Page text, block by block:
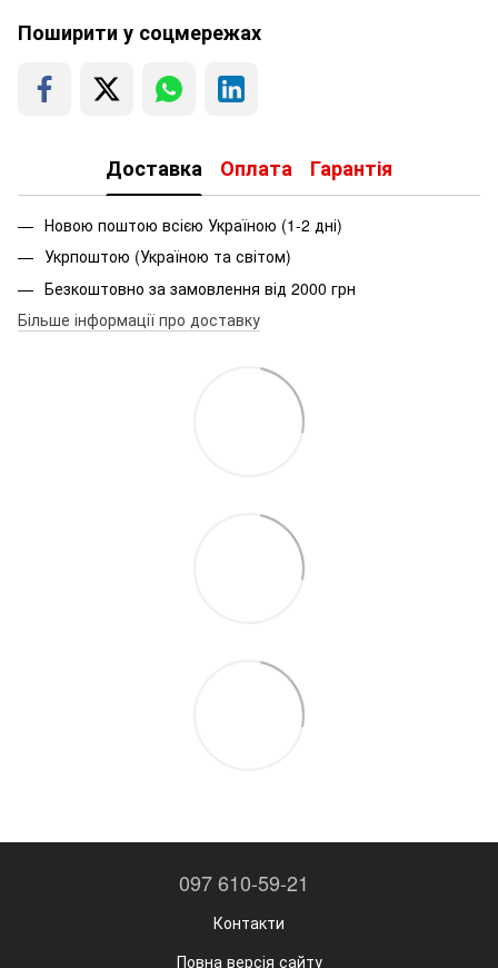
Поширити у соцмережах
Доставка Оплата Гарантія
Новою поштою всією Україною (1-2 дні)
Укрпоштою (Україною та світом)
Безкоштовно за замовлення від 2000 грн
Більше інформації про доставку
097 610-59-21
Контакти
Повна версія сайту